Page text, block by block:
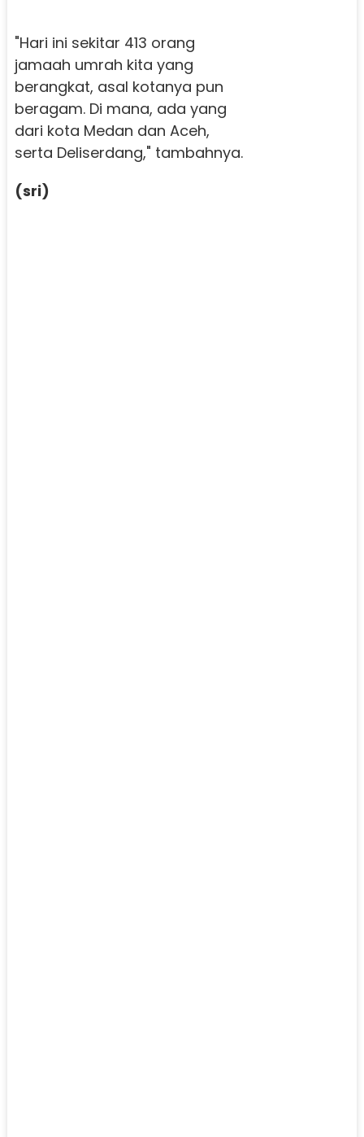
"Hari ini sekitar 413 orang
jamaah umrah kita yang
berangkat, asal kotanya pun
beragam. Di mana, ada yang
dari kota Medan dan Aceh,
serta Deliserdang," tambahnya.
(sri)